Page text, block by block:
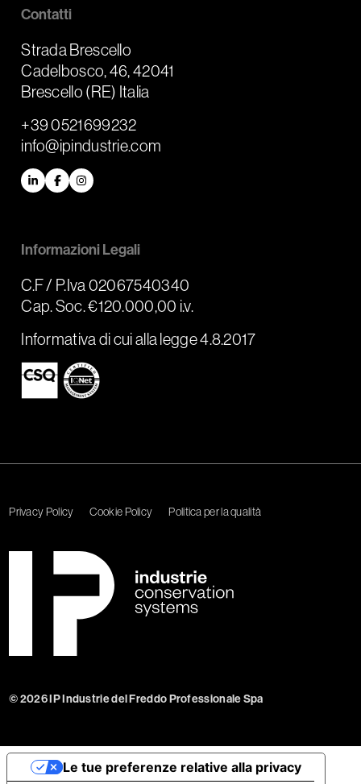
Contatti
Strada Brescello
Cadelbosco, 46, 42041
Brescello (RE) Italia
+39 0521699232
info@ipindustrie.com
LinkedInFacebookInstagram
Informazioni Legali
C.F / P.Iva 02067540340
Cap. Soc. €120.000,00 i.v.
Informativa di cui alla legge 4.8.2017
© 2026 IP Industrie del Freddo Professionale Spa
Privacy Policy Cookie Policy Politica per la qualità
Le tue preferenze relative alla privacy